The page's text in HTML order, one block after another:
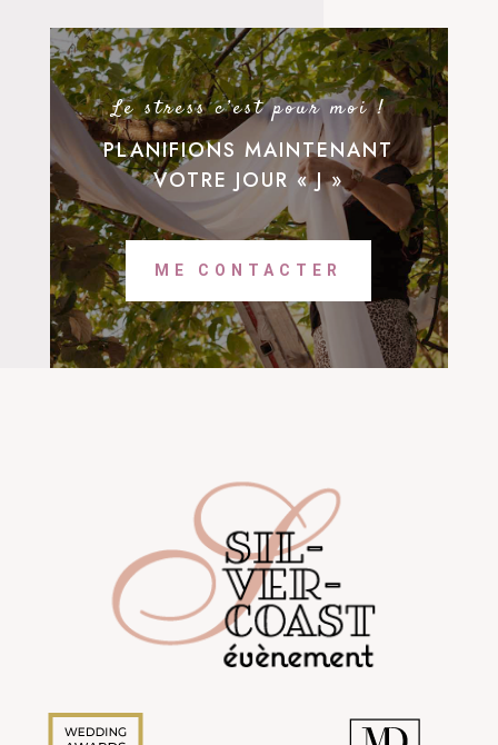
Le stress c’est pour moi !
PLANIFIONS MAINTENANT
VOTRE JOUR « J »
ME CONTACTER